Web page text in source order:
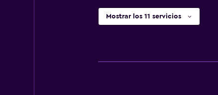
Mostrar los 11 servicios